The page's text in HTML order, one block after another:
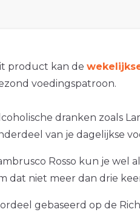
product kan de
voedingspatroon.
dranken zoals
van je dagelijkse
Rosso kun je wel
dat niet meer dan drie
gebaseerd op de